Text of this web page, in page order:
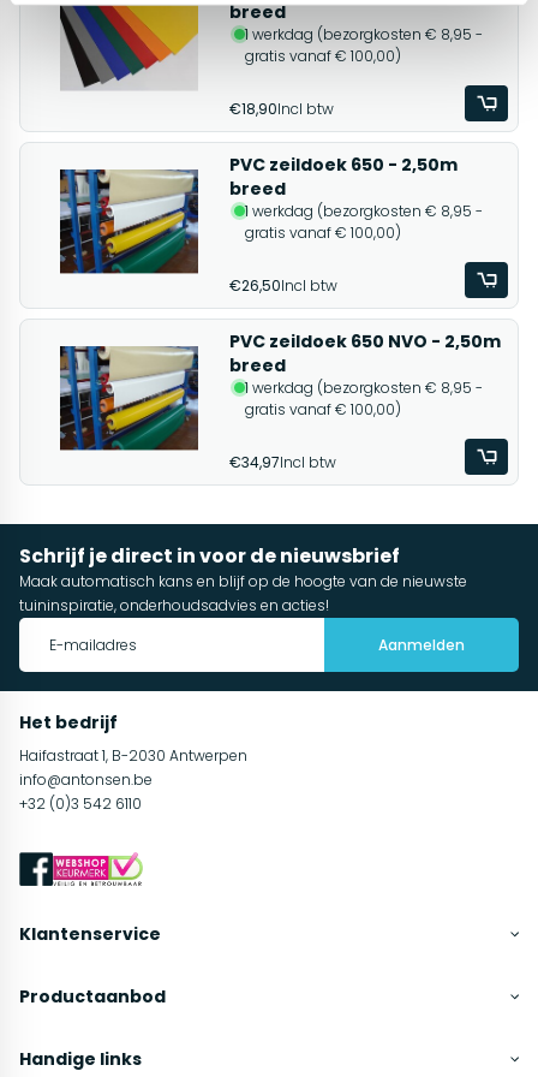
breed
1 werkdag (bezorgkosten € 8,95 -
gratis vanaf € 100,00)
€18,90Incl btw
PVC zeildoek 650 - 2,50m
breed
1 werkdag (bezorgkosten € 8,95 -
gratis vanaf € 100,00)
€26,50Incl btw
PVC zeildoek 650 NVO - 2,50m
breed
1 werkdag (bezorgkosten € 8,95 -
gratis vanaf € 100,00)
€34,97Incl btw
Schrijf je direct in voor de nieuwsbrief
Maak automatisch kans en blijf op de hoogte van de nieuwste
tuininspiratie, onderhoudsadvies en acties!
Aanmelden
Het bedrijf
Haifastraat 1, B-2030 Antwerpen
info@antonsen.be
+32 (0)3 542 6110
Klantenservice
Productaanbod
Handige links